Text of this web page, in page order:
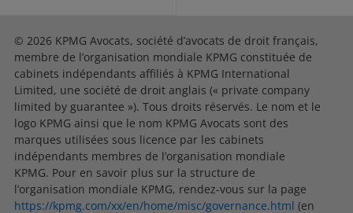
© 2026 KPMG Avocats, société d’avocats de droit français,
membre de l’organisation mondiale KPMG constituée de
cabinets indépendants affiliés à KPMG International
Limited, une société de droit anglais (« private company
limited by guarantee »). Tous droits réservés. Le nom et le
logo KPMG ainsi que le nom KPMG Avocats sont des
marques utilisées sous licence par les cabinets
indépendants membres de l’organisation mondiale
KPMG. Pour en savoir plus sur la structure de
l’organisation mondiale KPMG, rendez-vous sur la page
https://kpmg.com/xx/en/home/misc/governance.html (en